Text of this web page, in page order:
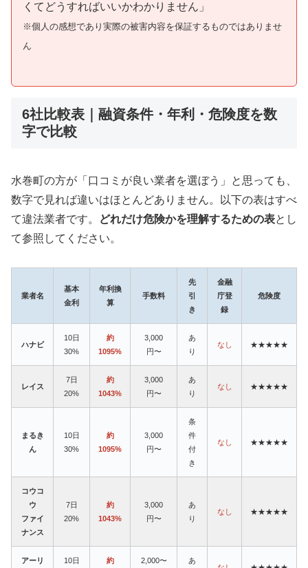
くてどうすればいいかわかりません」
※個人の感想であり実際の被害内容を保証するものではありませ
ん
6社比較表｜融資条件・年利・危険度を数
字で比較
水巻町の方が「口コミが良い業者を選ぼう」と思っても、
数字で見れば違いはほとんどありません。以下の表はすべ
て違法業者です。
どれだけ危険かを理解するための表とし
て参照してください。
業者名
基本
金利
年利換
算
手数料
先
引
き
金融
庁登
録
危険度
ハナビ
10日
30%
約
1095%
3,000
円〜
あ
り
なし ★★★★★
レイス
7日
20%
約
1043%
3,000
円〜
あ
り
なし ★★★★★
まるき
ん
10日
30%
約
1095%
3,000
円〜
条
件
付
き
なし ★★★★★
コウコ
ウ
ファイ
ナンス
7日
20%
約
1043%
3,000
円〜
あ
り
なし ★★★★★
アーリ
10日
約
2,000〜
あ